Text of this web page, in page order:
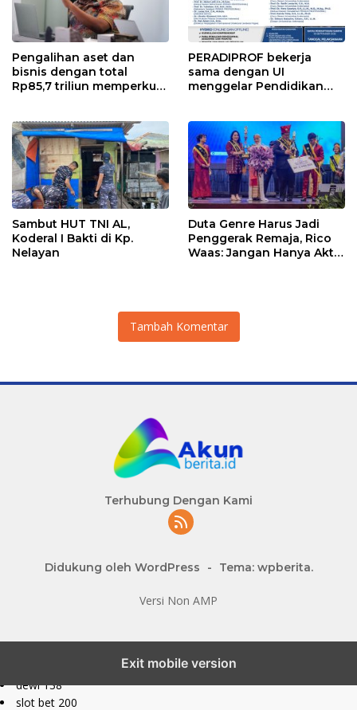
Pengalihan aset dan
bisnis dengan total
Rp85,7 triliun memperkuat
dari 90% aset jaringan
Telkom
PERADIPROF bekerja
sama dengan UI
menggelar Pendidikan
Sambut HUT TNI AL,
Koderal I Bakti di Kp.
Nelayan
Duta Genre Harus Jadi
Penggerak Remaja, Rico
Waas: Jangan Hanya Aktif
Tambah Komentar
Terhubung Dengan Kami
Didukung oleh WordPress - Tema: wpberita.
Versi Non AMP
Exit mobile version
dewi 138
slot bet 200